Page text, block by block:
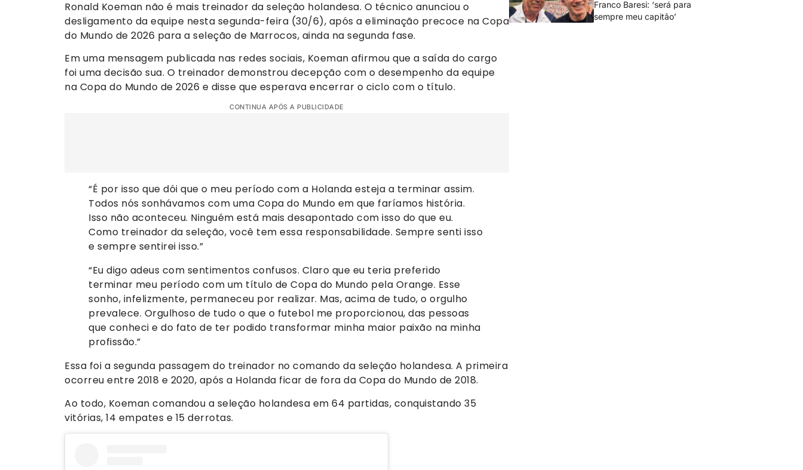
Ronald Koeman não é mais treinador da seleção holandesa. O técnico anunciou o
desligamento da equipe nesta segunda-feira (30/6), após a eliminação precoce na Copa
do Mundo de 2026 para a seleção de Marrocos, ainda na segunda fase.
Em uma mensagem publicada nas redes sociais, Koeman afirmou que a saída do cargo
foi uma decisão sua. O treinador demonstrou decepção com o desempenho da equipe
na Copa do Mundo de 2026 e disse que esperava encerrar o ciclo com o título.
CONTINUA APÓS A PUBLICIDADE
“É por isso que dói que o meu período com a Holanda esteja a terminar assim.
Todos nós sonhávamos com uma Copa do Mundo em que faríamos história.
Isso não aconteceu. Ninguém está mais desapontado com isso do que eu.
Como treinador da seleção, você tem essa responsabilidade. Sempre senti isso
e sempre sentirei isso.”
“Eu digo adeus com sentimentos confusos. Claro que eu teria preferido
terminar meu período com um título de Copa do Mundo pela Orange. Esse
sonho, infelizmente, permaneceu por realizar. Mas, acima de tudo, o orgulho
prevalece. Orgulhoso de tudo o que o futebol me proporcionou, das pessoas
que conheci e do fato de ter podido transformar minha maior paixão na minha
profissão.”
Essa foi a segunda passagem do treinador no comando da seleção holandesa. A primeira
ocorreu entre 2018 e 2020, após a Holanda ficar de fora da Copa do Mundo de 2018.
Ao todo, Koeman comandou a seleção holandesa em 64 partidas, conquistando 35
vitórias, 14 empates e 15 derrotas.
Franco Baresi: ‘será para
sempre meu capitão’